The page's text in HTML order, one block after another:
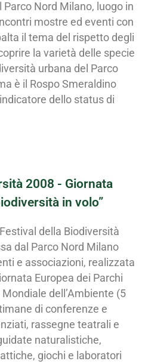
Nord Milano, luogo in
mostre ed eventi con
il tema del rispetto degli
la varietà delle specie
urbana del Parco
è il Rospo Smeraldino
dello status di
2008 - Giornata
in volo”
della Biodiversità
dal Parco Nord Milano
e associazioni, realizzata
Europea dei Parchi
dell’Ambiente (5
di conferenze e
rassegne teatrali e
naturalistiche,
giochi e laboratori